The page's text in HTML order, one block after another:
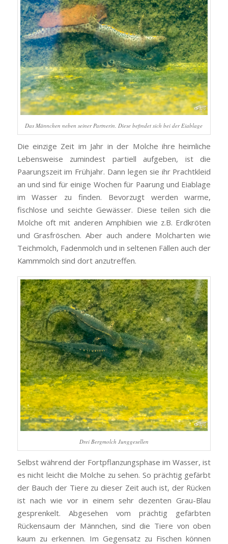
Das Männchen neben seiner Partnerin. Diese befindet sich bei der Eiablage
Die einzige Zeit im Jahr in der Molche ihre heimliche
Lebensweise zumindest partiell aufgeben, ist die
Paarungszeit im Frühjahr. Dann legen sie ihr Prachtkleid
an und sind für einige Wochen für Paarung und Eiablage
im Wasser zu finden. Bevorzugt werden warme,
fischlose und seichte Gewässer. Diese teilen sich die
Molche oft mit anderen Amphibien wie z.B. Erdkröten
und Grasfröschen. Aber auch andere Molcharten wie
Teichmolch, Fadenmolch und in seltenen Fällen auch der
Kammmolch sind dort anzutreffen.
Drei Bergmolch Junggesellen
Selbst während der Fortpflanzungsphase im Wasser, ist
es nicht leicht die Molche zu sehen. So prächtig gefärbt
der Bauch der Tiere zu dieser Zeit auch ist, der Rücken
ist nach wie vor in einem sehr dezenten Grau-Blau
gesprenkelt. Abgesehen vom prächtig gefärbten
Rückensaum der Männchen, sind die Tiere von oben
kaum zu erkennen. Im Gegensatz zu Fischen können